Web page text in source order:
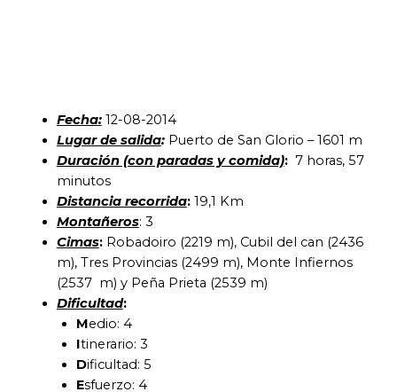
Fecha: 12-08-2014
Lugar de salida:Puerto de San Glorio – 1601 m
Duración (con paradas y comida):7 horas, 57
minutos
Distancia recorrida:19,1 Km
Montañeros: 3
Cimas:Robadoiro (2219 m), Cubil del can (2436
m), Tres Provincias (2499 m), Monte Infiernos
(2537 m) y Peña Prieta (2539 m)
Dificultad:
Medio: 4
Itinerario: 3
Dificultad: 5
Esfuerzo: 4